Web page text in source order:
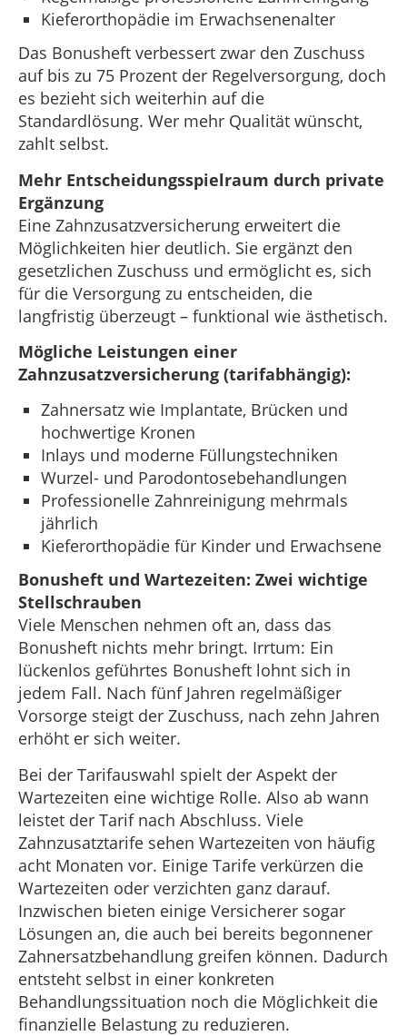
Kieferorthopädie im Erwachsenenalter
Das Bonusheft verbessert zwar den Zuschuss
auf bis zu 75 Prozent der Regelversorgung, doch
es bezieht sich weiterhin auf die
Standardlösung. Wer mehr Qualität wünscht,
zahlt selbst.
Mehr Entscheidungsspielraum durch private
Ergänzung
Eine Zahnzusatzversicherung erweitert die
Möglichkeiten hier deutlich. Sie ergänzt den
gesetzlichen Zuschuss und ermöglicht es, sich
für die Versorgung zu entscheiden, die
langfristig überzeugt – funktional wie ästhetisch.
Mögliche Leistungen einer
Zahnzusatzversicherung (tarifabhängig):
Zahnersatz wie Implantate, Brücken und
hochwertige Kronen
Inlays und moderne Füllungstechniken
Wurzel- und Parodontosebehandlungen
Professionelle Zahnreinigung mehrmals
jährlich
Kieferorthopädie für Kinder und Erwachsene
Bonusheft und Wartezeiten: Zwei wichtige
Stellschrauben
Viele Menschen nehmen oft an, dass das
Bonusheft nichts mehr bringt. Irrtum: Ein
lückenlos geführtes Bonusheft lohnt sich in
jedem Fall. Nach fünf Jahren regelmäßiger
Vorsorge steigt der Zuschuss, nach zehn Jahren
erhöht er sich weiter.
Bei der Tarifauswahl spielt der Aspekt der
Wartezeiten eine wichtige Rolle. Also ab wann
leistet der Tarif nach Abschluss. Viele
Zahnzusatztarife sehen Wartezeiten von häufig
acht Monaten vor. Einige Tarife verkürzen die
Wartezeiten oder verzichten ganz darauf.
Inzwischen bieten einige Versicherer sogar
Lösungen an, die auch bei bereits begonnener
Zahnersatzbehandlung greifen können. Dadurch
entsteht selbst in einer konkreten
Behandlungssituation noch die Möglichkeit die
finanzielle Belastung zu reduzieren.